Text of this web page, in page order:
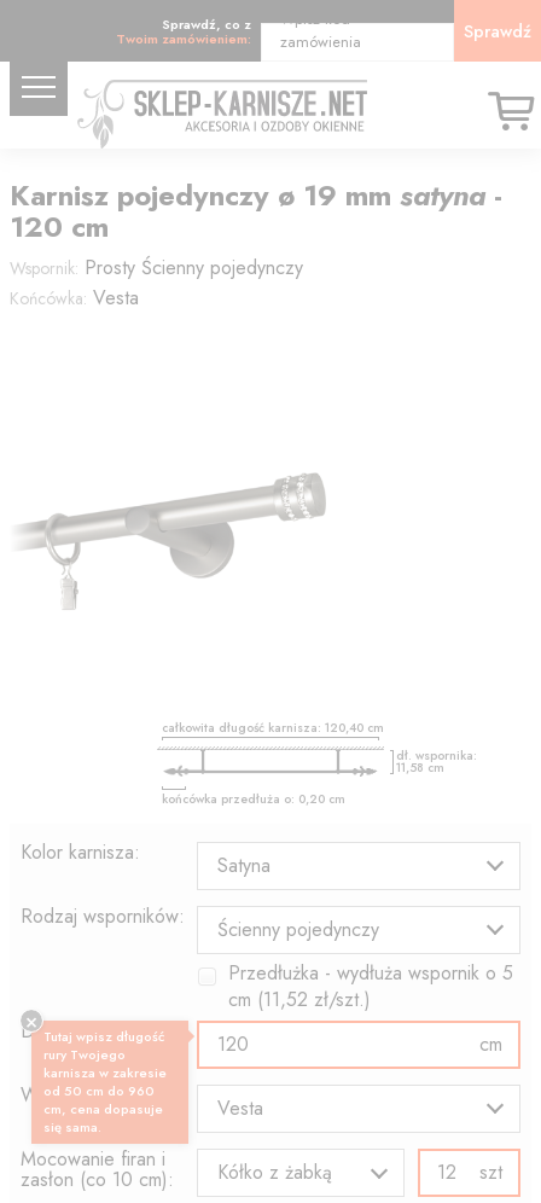
Sprawdź, co z
Twoim zamówieniem:
Wpisz kod
zamówienia
Sprawdź
Karnisz pojedynczy ø 19 mm satyna -
120 cm
Wspornik: Prosty Ścienny pojedynczy
Końcówka: Vesta
całkowita długość karnisza: 120,40 cm
dł. wspornika:
11,58 cm
końcówka przedłuża o: 0,20 cm
Kolor karnisza:
Satyna
Rodzaj wsporników:
Ścienny pojedynczy
Przedłużka - wydłuża wspornik o 5
cm (11,52 zł/szt.)
Długość rury:
cm
Wzór końcówki:
Vesta
Mocowanie firan i
zasłon (co 10 cm): Kółko z żabką szt
Tutaj wpisz długość
rury Twojego
karnisza w zakresie
od 50 cm do 960
cm, cena dopasuje
się sama.